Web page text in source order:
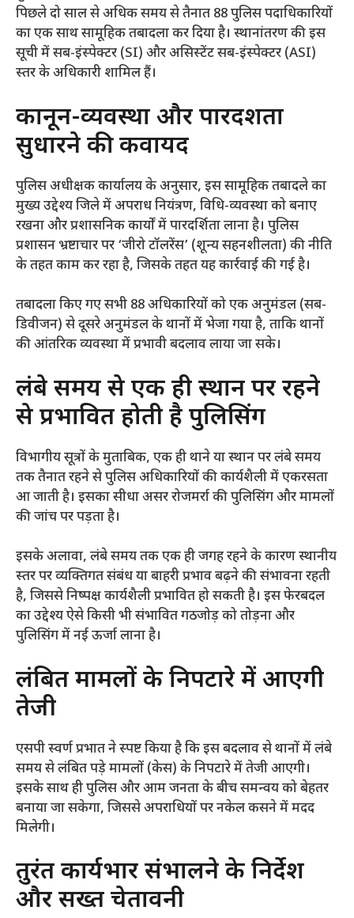
पिछले दो साल से अधिक समय से तैनात 88 पुलिस पदाधिकारियों
का एक साथ सामूहिक तबादला कर दिया है। स्थानांतरण की इस
सूची में सब-इंस्पेक्टर (SI) और असिस्टेंट सब-इंस्पेक्टर (ASI)
स्तर के अधिकारी शामिल हैं।
​कानून-व्यवस्था और पारदर्शिता
सुधारने की कवायद
​पुलिस अधीक्षक कार्यालय के अनुसार, इस सामूहिक तबादले का
मुख्य उद्देश्य जिले में अपराध नियंत्रण, विधि-व्यवस्था को बनाए
रखना और प्रशासनिक कार्यों में पारदर्शिता लाना है। पुलिस
प्रशासन भ्रष्टाचार पर ‘जीरो टॉलरेंस’ (शून्य सहनशीलता) की नीति
के तहत काम कर रहा है, जिसके तहत यह कार्रवाई की गई है।
​तबादला किए गए सभी 88 अधिकारियों को एक अनुमंडल (सब-
डिवीजन) से दूसरे अनुमंडल के थानों में भेजा गया है, ताकि थानों
की आंतरिक व्यवस्था में प्रभावी बदलाव लाया जा सके।
​लंबे समय से एक ही स्थान पर रहने
से प्रभावित होती है पुलिसिंग
​विभागीय सूत्रों के मुताबिक, एक ही थाने या स्थान पर लंबे समय
तक तैनात रहने से पुलिस अधिकारियों की कार्यशैली में एकरसता
आ जाती है। इसका सीधा असर रोजमर्रा की पुलिसिंग और मामलों
की जांच पर पड़ता है।
​इसके अलावा, लंबे समय तक एक ही जगह रहने के कारण स्थानीय
स्तर पर व्यक्तिगत संबंध या बाहरी प्रभाव बढ़ने की संभावना रहती
है, जिससे निष्पक्ष कार्यशैली प्रभावित हो सकती है। इस फेरबदल
का उद्देश्य ऐसे किसी भी संभावित गठजोड़ को तोड़ना और
पुलिसिंग में नई ऊर्जा लाना है।
​लंबित मामलों के निपटारे में आएगी
तेजी
​एसपी स्वर्ण प्रभात ने स्पष्ट किया है कि इस बदलाव से थानों में लंबे
समय से लंबित पड़े मामलों (केस) के निपटारे में तेजी आएगी।
इसके साथ ही पुलिस और आम जनता के बीच समन्वय को बेहतर
बनाया जा सकेगा, जिससे अपराधियों पर नकेल कसने में मदद
मिलेगी।
​तुरंत कार्यभार संभालने के निर्देश
और सख्त चेतावनी